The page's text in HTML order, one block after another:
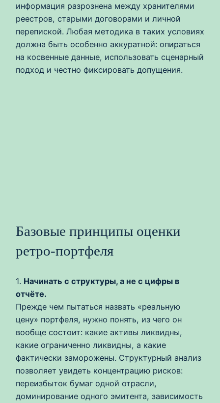
информация разрознена между хранителями
реестров, старыми договорами и личной
перепиской. Любая методика в таких условиях
должна быть особенно аккуратной: опираться
на косвенные данные, использовать сценарный
подход и честно фиксировать допущения.
Базовые принципы оценки
ретро-портфеля
1. Начинать с структуры, а не с цифры в
отчёте.
Прежде чем пытаться назвать «реальную
цену» портфеля, нужно понять, из чего он
вообще состоит: какие активы ликвидны,
какие ограниченно ликвидны, а какие
фактически заморожены. Структурный анализ
позволяет увидеть концентрацию рисков:
переизбыток бумаг одной отрасли,
доминирование одного эмитента, зависимость